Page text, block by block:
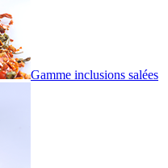
Gamme inclusions salées